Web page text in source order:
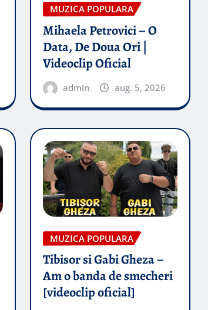
MUZICA POPULARA
Mihaela Petrovici – O
Data, De Doua Ori |
Videoclip Oficial
admin aug. 5, 2026
MUZICA POPULARA
Tibisor si Gabi Gheza –
Am o banda de smecheri
[videoclip oficial]